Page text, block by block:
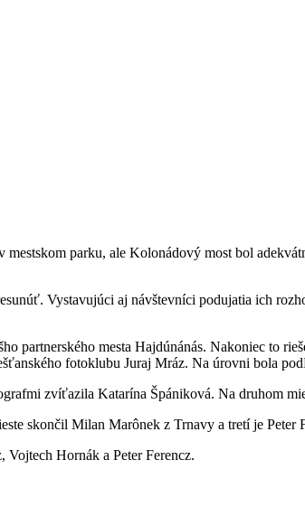
parku, ale Kolonádový most bol
Vystavujúci aj návštevníci podujatia ich
partnerského mesta Hajdúnánás. Nakoniec to
fotoklubu Juraj Mráz. Na úrovni bola
zvíťazila Katarína Špániková. Na druhom
skončil Milan Marônek z Trnavy a tretí je Peter
Hornák a Peter Ferencz.